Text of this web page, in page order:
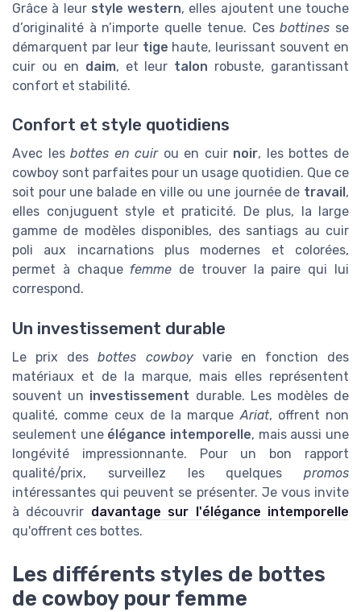
Grâce à leur style western, elles ajoutent une touche
d’originalité à n’importe quelle tenue. Cesbottines se
démarquent par leur tige haute, leurissant souvent en
cuir ou en daim, et leur talon robuste, garantissant
confort et stabilité.
Confort et style quotidiens
Avec lesbottes en cuirou en cuir noir, les bottes de
cowboy sont parfaites pour un usage quotidien. Que ce
soit pour une balade en ville ou une journée de travail ,
elles conjuguent style et praticité. De plus, la large
gamme de modèles disponibles, des santiags au cuir
poli aux incarnations plus modernes et colorées,
permet à chaque femme de trouver la paire qui lui
correspond.
Un investissement durable
Le prix desbottes cowboyvarie en fonction des
matériaux et de la marque, mais elles représentent
souvent un investissement durable. Les modèles de
qualité, comme ceux de la marque Ariat, offrent non
seulement une élégance intemporelle, mais aussi une
longévité impressionnante. Pour un bon rapport
qualité/prix, surveillez les quelques promos
intéressantes qui peuvent se présenter. Je vous invite
à découvrir davantage sur l'élégance intemporelle
qu'offrent ces bottes.
Les différents styles de bottes
de cowboy pour femme